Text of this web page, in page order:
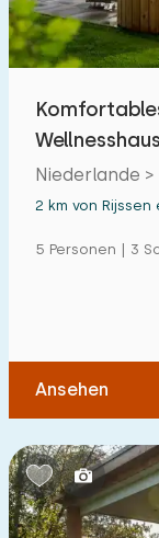
Entfernungen
1
Zum Meer
Zum Wasser
1 2
Zu öffentlichen
Niederlande >
2 km von
5 Personen | 3
Ansehen